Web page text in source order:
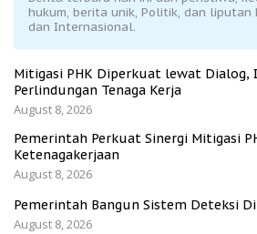
hukum, berita unik, Politik, dan liputan
dan Internasional.
Mitigasi PHK Diperkuat lewat Dialog,
Perlindungan Tenaga Kerja
August 8, 2026
Pemerintah Perkuat Sinergi Mitigasi
Ketenagakerjaan
August 8, 2026
Pemerintah Bangun Sistem Deteksi
August 8, 2026